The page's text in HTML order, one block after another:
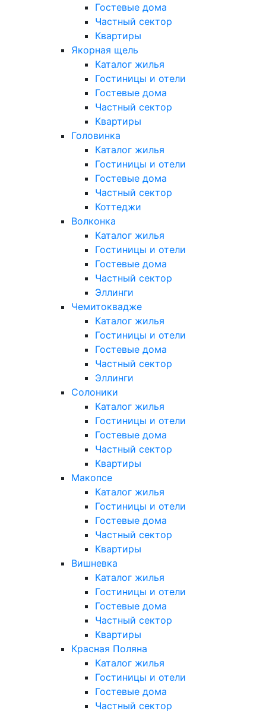
Гостевые дома
Частный сектор
Квартиры
Якорная щель
Каталог жилья
Гостиницы и отели
Гостевые дома
Частный сектор
Квартиры
Головинка
Каталог жилья
Гостиницы и отели
Гостевые дома
Частный сектор
Коттеджи
Волконка
Каталог жилья
Гостиницы и отели
Гостевые дома
Частный сектор
Эллинги
Чемитоквадже
Каталог жилья
Гостиницы и отели
Гостевые дома
Частный сектор
Эллинги
Солоники
Каталог жилья
Гостиницы и отели
Гостевые дома
Частный сектор
Квартиры
Макопсе
Каталог жилья
Гостиницы и отели
Гостевые дома
Частный сектор
Квартиры
Вишневка
Каталог жилья
Гостиницы и отели
Гостевые дома
Частный сектор
Квартиры
Красная Поляна
Каталог жилья
Гостиницы и отели
Гостевые дома
Частный сектор